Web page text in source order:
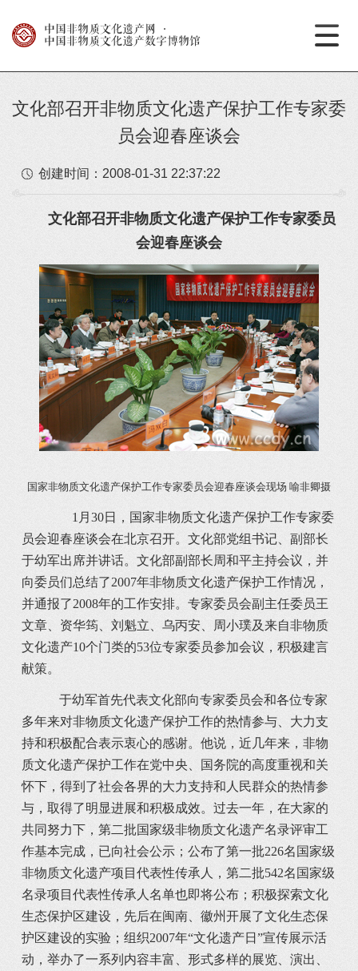
中国非物质文化遗产网
·
中国非物质文化遗产数字博物馆
文化部召开非物质文化遗产保护工作专家委
员会迎春座谈会
创建时间： 2008-01-31 22:37:22
文化部召开非物质文化遗产保护工作专家委员
会迎春座谈会
国家非物质文化遗产保护工作专家委员会迎春座谈会现场 喻非卿摄
1月30日，国家非物质文化遗产保护工作专家委
员会迎春座谈会在北京召开。文化部党组书记、副部长
于幼军出席并讲话。文化部副部长周和平主持会议，并
向委员们总结了2007年非物质文化遗产保护工作情况，
并通报了2008年的工作安排。专家委员会副主任委员王
文章、资华筠、刘魁立、乌丙安、周小璞及来自非物质
文化遗产10个门类的53位专家委员参加会议，积极建言
献策。
于幼军首先代表文化部向专家委员会和各位专家
多年来对非物质文化遗产保护工作的热情参与、大力支
持和积极配合表示衷心的感谢。他说，近几年来，非物
质文化遗产保护工作在党中央、国务院的高度重视和关
怀下，得到了社会各界的大力支持和人民群众的热情参
与，取得了明显进展和积极成效。过去一年，在大家的
共同努力下，第二批国家级非物质文化遗产名录评审工
作基本完成，已向社会公示；公布了第一批226名国家级
非物质文化遗产项目代表性传承人，第二批542名国家级
名录项目代表性传承人名单也即将公布；积极探索文化
生态保护区建设，先后在闽南、徽州开展了文化生态保
护区建设的实验；组织2007年“文化遗产日”宣传展示活
动，举办了一系列内容丰富、形式多样的展览、演出、